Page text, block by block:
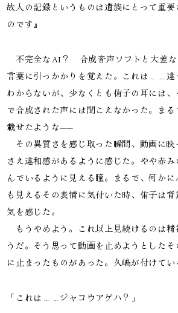
故人の記録というものは遺族にとって重要
のです』
不完全なAI？　合成音声ソフトと大差
言葉に引っかかりを覚えた。これは……違
わからないが、少なくとも侑子の耳には
で合成された声には聞こえなかった。ま
載せたような——
その異質さを感じ取った瞬間、動画に映
さえ違和感があるように感じた。やや赤
んでいるように見える瞳。まるで、何か
も見えるその表情に気付いた時、侑子は
気を感じた。
もうやめよう。これ以上見続けるのは精
うだ。そう思って動画を止めようとしたそ
に止まったものがあった。久嶋が付けてい
「これは……ジャコウアゲハ？」